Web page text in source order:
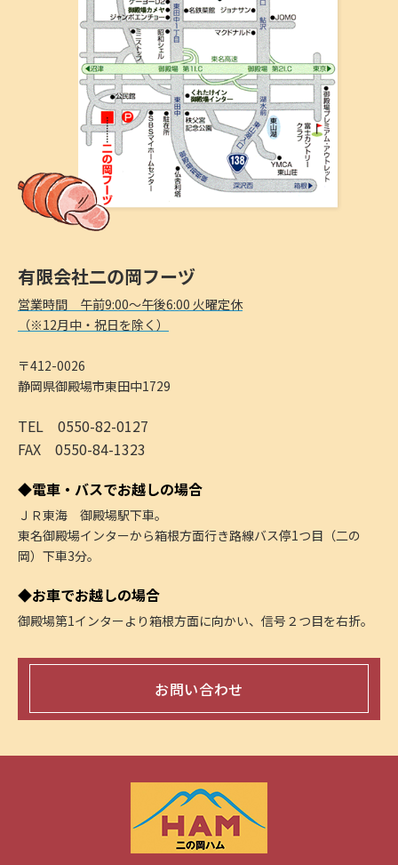
有限会社二の岡フーヅ
営業時間 午前9:00～午後6:00 火曜定休
（※12月中・祝日を除く）
〒412-0026
静岡県御殿場市東田中1729
TEL 0550-82-0127
FAX 0550-84-1323
◆電車・バスでお越しの場合
ＪＲ東海 御殿場駅下車。
東名御殿場インターから箱根方面行き路線バス停1つ目（二の
岡）下車3分。
◆お車でお越しの場合
御殿場第1インターより箱根方面に向かい、信号２つ目を右折。
お問い合わせ